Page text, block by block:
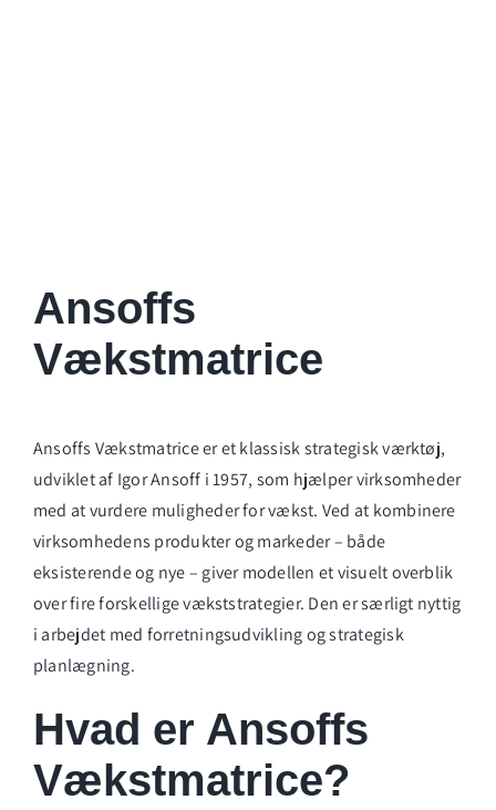
Ansoffs
Vækstmatrice
Ansoffs Vækstmatrice er et klassisk strategisk værktøj,
udviklet af Igor Ansoff i 1957, som hjælper virksomheder
med at vurdere muligheder for vækst. Ved at kombinere
virksomhedens produkter og markeder – både
eksisterende og nye – giver modellen et visuelt overblik
over fire forskellige vækststrategier. Den er særligt nyttig
i arbejdet med forretningsudvikling og strategisk
planlægning.
Hvad er Ansoffs
Vækstmatrice?